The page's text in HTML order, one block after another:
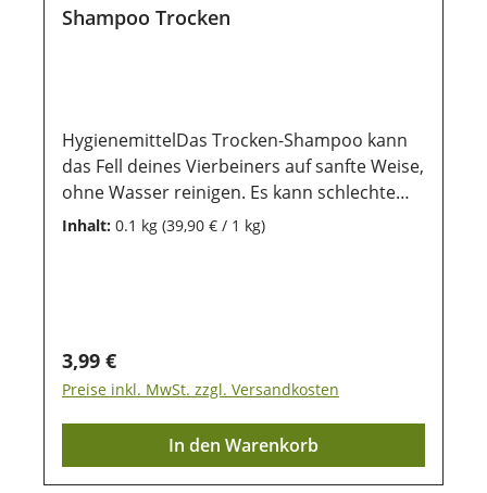
Shampoo Trocken
HygienemittelDas Trocken-Shampoo kann
das Fell deines Vierbeiners auf sanfte Weise,
ohne Wasser reinigen. Es kann schlechte
Gerüchte vernichten und für ein schönes
du nur im absolut trockenem Zustand
deines Vierbeiners nutzen. Dein Tier
möglichst am Abend gegen den Haarstrich
gut einpudern und im ganzen Fell bis auf die
Haut einmassieren. Über Nacht einwirken
lassen und anschließend gut auskämmen
Inhalt: 0.1 kg (39,90 € / 1 kg)
Regulärer Preis:
3,99 €
Preise inkl. MwSt. zzgl. Versandkosten
In den Warenkorb